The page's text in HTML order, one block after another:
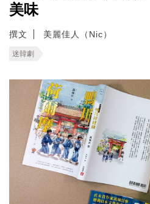
美味
撰文 美麗佳人（Nic）
迷韓劇